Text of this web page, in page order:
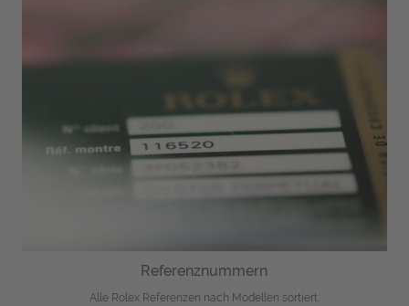
Referenznummern
Alle Rolex Referenzen nach Modellen sortiert.